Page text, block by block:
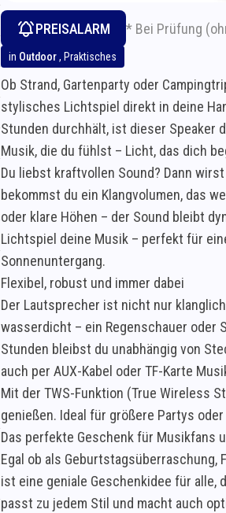
PREISALARM * Bei Prüfung
in Outdoor, Praktisches
Ob Strand, Gartenparty oder
stylisches Lichtspiel direkt in deine
Stunden durchhält, ist dieser Speaker
Musik, die du fühlst – Licht, das dich
Du liebst kraftvollen Sound? Dann
bekommst du ein Klangvolumen, das
oder klare Höhen – der Sound bleibt
Lichtspiel deine Musik – perfekt für
Sonnenuntergang.
Flexibel, robust und immer dabei
Der Lautsprecher ist nicht nur
wasserdicht – ein Regenschauer oder
Stunden bleibst du unabhängig von
auch per AUX-Kabel oder TF-Karte
Mit der TWS-Funktion (True Wireless
genießen. Ideal für größere Partys
Das perfekte Geschenk für Musikfans
Egal ob als
ist eine geniale Geschenkidee für alle,
passt zu jedem Stil und macht auch